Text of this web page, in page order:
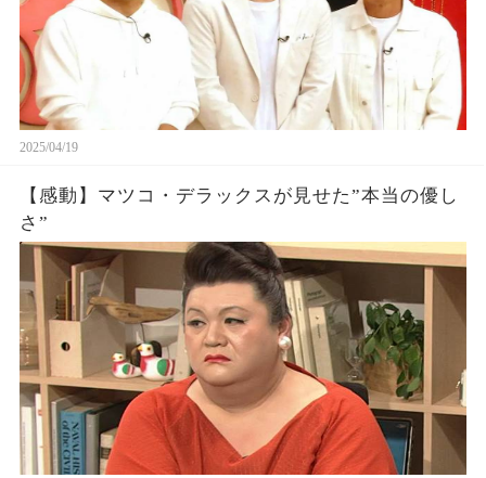
2025/04/19
【感動】マツコ・デラックスが見せた”本当の優し
さ”